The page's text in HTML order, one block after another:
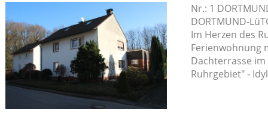
Nr.: 1
DORTMUND-
Im Herzen des
Ferienwohnung
Dachterrasse
Ruhrgebiet" -